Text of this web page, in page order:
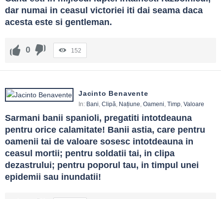
dar numai in ceasul victoriei iti dai seama daca
acesta este si gentleman.
0 152
Jacinto Benavente
In: Bani Clipă Națiune Oameni Timp Valoare
Sarmani banii spanioli, pregatiti intotdeauna
pentru orice calamitate! Banii astia, care pentru
oamenii tai de valoare sosesc intotdeauna in
ceasul mortii; pentru soldatii tai, in clipa
dezastrului; pentru poporul tau, in timpul unei
epidemii sau inundatii!